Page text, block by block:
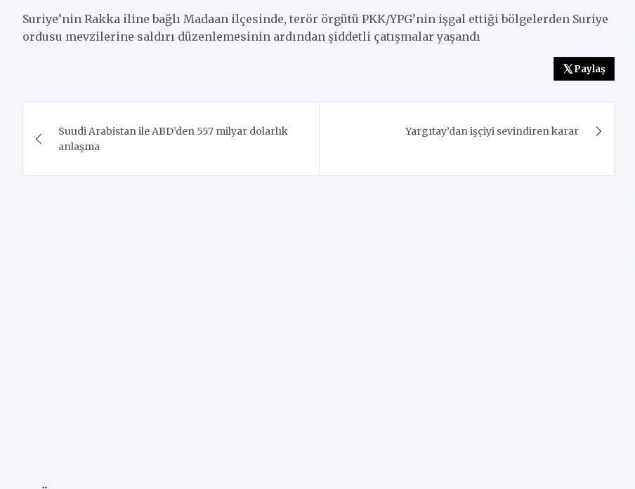
Suriye’nin Rakka iline bağlı Madaan ilçesinde, terör örgütü PKK/YPG’nin işgal ettiği bölgelerden Suriye
ordusu mevzilerine saldırı düzenlemesinin ardından şiddetli çatışmalar yaşandı
Paylaş
gezinmesi
Suudi Arabistan ile ABD’den 557 milyar dolarlık
anlaşma
Yargıtay’dan işçiyi sevindiren karar